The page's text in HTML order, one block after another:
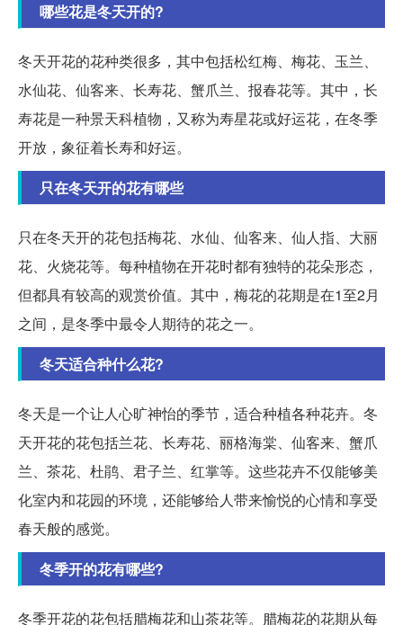
哪些花是冬天开的?
冬天开花的花种类很多，其中包括松红梅、梅花、玉兰、
水仙花、仙客来、长寿花、蟹爪兰、报春花等。其中，长
寿花是一种景天科植物，又称为寿星花或好运花，在冬季
开放，象征着长寿和好运。
只在冬天开的花有哪些
只在冬天开的花包括梅花、水仙、仙客来、仙人指、大丽
花、火烧花等。每种植物在开花时都有独特的花朵形态，
但都具有较高的观赏价值。其中，梅花的花期是在1至2月
之间，是冬季中最令人期待的花之一。
冬天适合种什么花?
冬天是一个让人心旷神怡的季节，适合种植各种花卉。冬
天开花的花包括兰花、长寿花、丽格海棠、仙客来、蟹爪
兰、茶花、杜鹃、君子兰、红掌等。这些花卉不仅能够美
化室内和花园的环境，还能够给人带来愉悦的心情和享受
春天般的感觉。
冬季开的花有哪些?
冬季开花的花包括腊梅花和山茶花等。腊梅花的花期从每